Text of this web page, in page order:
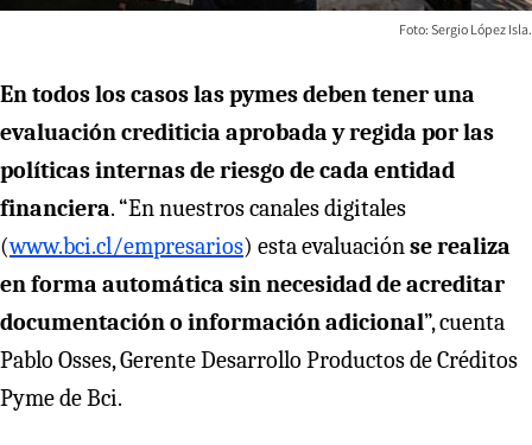
Foto: Sergio López Isla.
En todos los casos las pymes deben tener una
evaluación crediticia aprobada y regida por las
políticas internas de riesgo de cada entidad
financiera. “En nuestros canales digitales
(www.bci.cl/empresarios) esta evaluaciónse realiza
en forma automática sin necesidad de acreditar
documentación o información adicional”, cuenta
Pablo Osses, Gerente Desarrollo Productos de Créditos
Pyme de Bci.